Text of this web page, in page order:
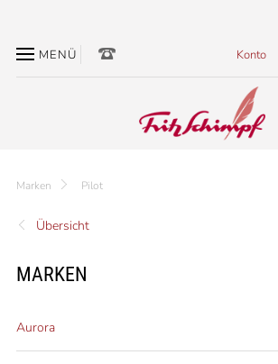
MENÜ Konto
Übersicht
Marken Pilot
MARKEN
Aurora